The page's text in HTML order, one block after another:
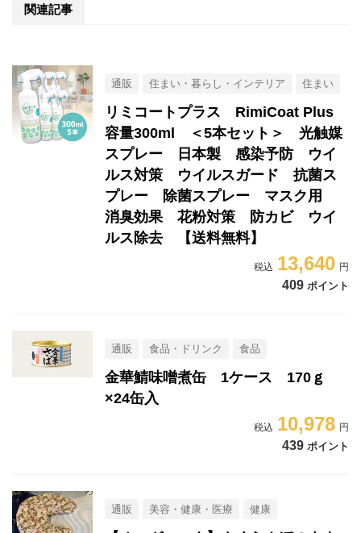
関連記事
通販 住まい・暮らし・インテリア 住まい
リミコートプラス RimiCoat Plus
容量300ml ＜5本セット＞ 光触媒
スプレー 日本製 感染予防 ウイ
ルス対策 ウイルスガード 抗菌ス
プレー 除菌スプレー マスク用
消臭効果 花粉対策 防カビ ウイ
ルス除去 【送料無料】
13,640
409 ポイント
通販 食品・ドリンク 食品
金華鯖味噌煮缶 1ケース 170ｇ
×24缶入
10,978
439 ポイント
通販 美容・健康・医療 健康